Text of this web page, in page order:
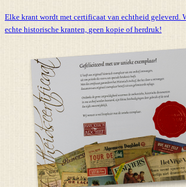
Elke krant wordt met certificaat van echtheid geleverd.
echte historische kranten, geen kopie of herdruk!